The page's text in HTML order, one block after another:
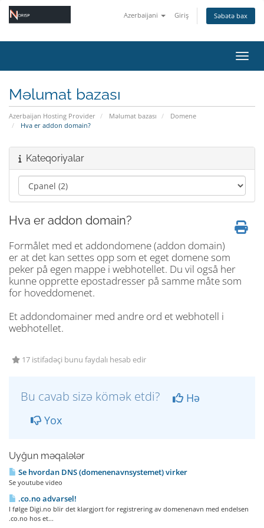
Azerbaijani Giriş Səbətə bax
Məlumat bazası
Azerbaijan Hosting Provider Məlumat bazası
Domene
Hva er addon domain?
Kateqoriyalar
Hva er addon domain?
Formålet med et addondomene (addon domain)
er at det kan settes opp som et eget domene som
peker på egen mappe i webhotellet. Du vil også her
kunne opprette epostadresser på samme måte som
for hoveddomenet.
Et addondomainer med andre ord et webhotell i
webhotellet.
17 istifadəçi bunu faydalı hesab edir
Bu cavab sizə kömək etdi?
Hə
Yox
Uyğun məqalələr
Se hvordan DNS (domenenavnsystemet) virker
Se youtube video
.co.no advarsel!
I følge Digi.no blir det klargjort for registrering av domenenavn med endelsen
.co.no hos et...